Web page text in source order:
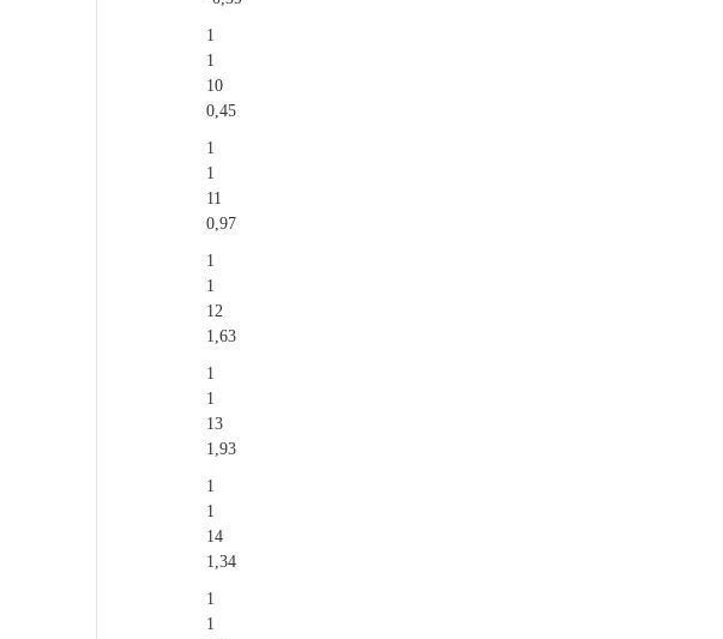
1
1
10
0,45
1
1
11
0,97
1
1
12
1,63
1
1
13
1,93
1
1
14
1,34
1
1